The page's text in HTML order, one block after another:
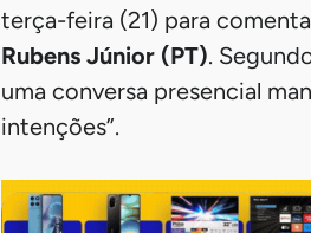
terça-feira (21) para
Rubens Júnior (PT).
uma conversa presencial
intenções”.